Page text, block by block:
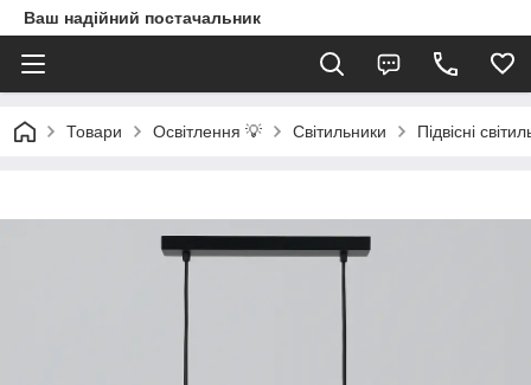
Ваш надійний постачальник
Товари Освітлення 💡 Світильники Підвісні